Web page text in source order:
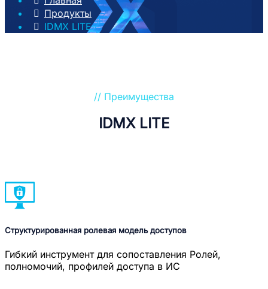
Продукты
IDMX LITE
// Преимущества
IDMX LITE
Структурированная ролевая модель доступов
Гибкий инструмент для сопоставления Ролей,
полномочий, профилей доступа в ИС